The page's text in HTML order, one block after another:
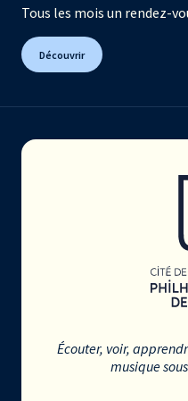
Tous les mois un rendez-
Découvrir
Écouter, voir,
musique